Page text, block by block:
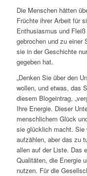
Die Menschen hätten
Früchte ihrer Arbeit für
Enthusiasmus und
gebrochen und zu einer
sie in der Geschichte
gegeben hat.
„Denken Sie über den
wollen, und etwas, das
diesem Blogeintrag,
Ihre Energie. Dieser
menschlichem Glück
sie glücklich macht. Sie
aufzählen, aber das zu
allen auf der Liste. Das
Qualitäten, die Energie
nutzen. Für die